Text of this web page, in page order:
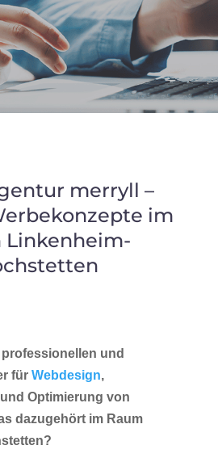
merryll –
im
Linkenheim-
und
für Webdesign,
Optimierung von
dazugehört im Raum